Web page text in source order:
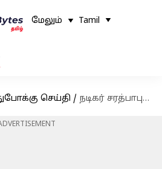
மேலும் Tamil
செய்தி / நடிகர் சரத்பாபுவின் உடல்நிலை கவலைக்கிடம்